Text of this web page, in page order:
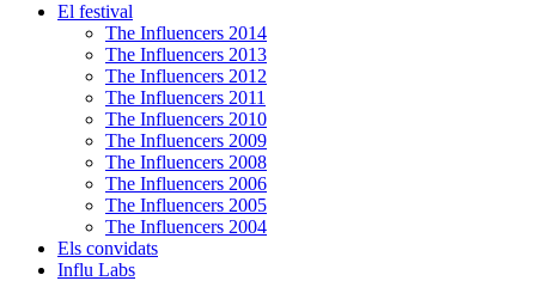
El festival
The Influencers 2014
The Influencers 2013
The Influencers 2012
The Influencers 2011
The Influencers 2010
The Influencers 2009
The Influencers 2008
The Influencers 2006
The Influencers 2005
The Influencers 2004
Els convidats
Influ Labs